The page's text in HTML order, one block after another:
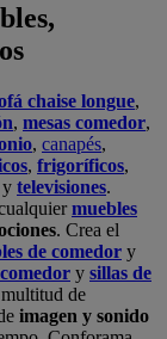
chaise longue,
, mesas comedor,
, canapés,
, frigoríficos,
y televisiones.
muebles
. Crea el
de comedor y
y sillas de
de
imagen y sonido